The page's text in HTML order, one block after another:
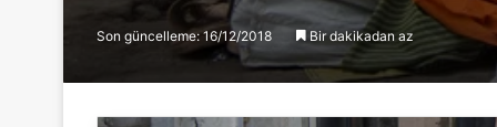
Son güncelleme: 16/12/2018 Bir dakikadan az